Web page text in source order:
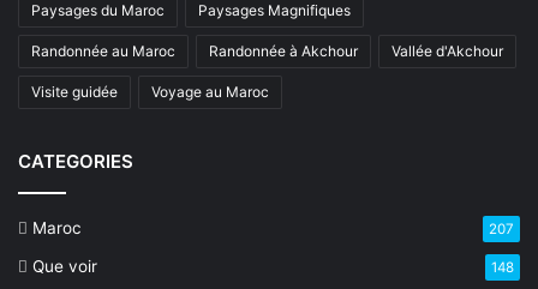
Paysages du Maroc Paysages Magnifiques
Randonnée au Maroc Randonnée à Akchour Vallée d'Akchour
Visite guidée Voyage au Maroc
CATEGORIES
Maroc 207
Que voir 148